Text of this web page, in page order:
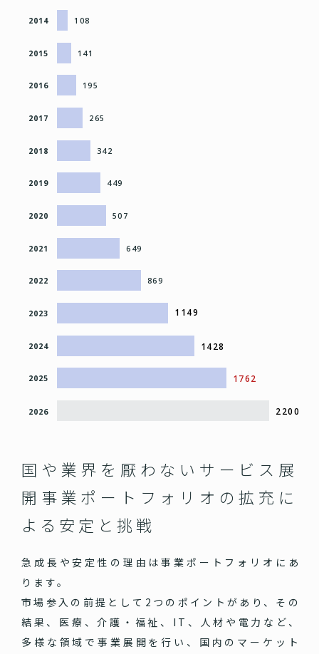
108
2014
141
2015
195
2016
265
2017
342
2018
449
2019
507
2020
649
2021
869
2022
1149
2023
1428
2024
1762
2025
2200
2026
国や業界を厭わないサービス展
開 事業ポートフォリオの拡充に
よる安定と挑戦
急成長や安定性の理由は事業ポートフォリオにあ
ります。
市場参入の前提として2つのポイントがあり、その
結果、医療、介護・福祉、IT、人材や電力など、
多様な領域で事業展開を行い、国内のマーケット